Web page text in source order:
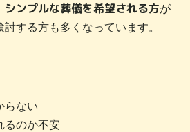
シンプルな葬儀を希望される方が
する方も多くなっています。
らない
るのか不安